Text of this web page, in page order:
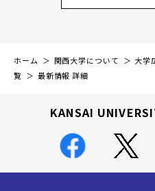
ホーム 関西大学について 大学
覧
最新情報 詳細
KANSAI